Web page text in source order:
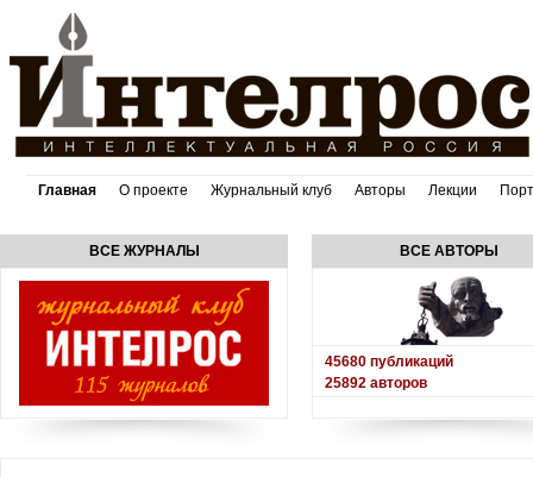
Главная О проекте Журнальный клуб Авторы Лекции
ВСЕ ЖУРНАЛЫ ВСЕ АВТОРЫ
45680 публикаций
25892 авторов